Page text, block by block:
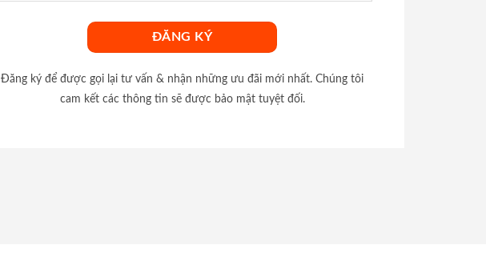
Đăng ký để được gọi lại tư vấn & nhận những ưu đãi mới nhất. Chúng tôi
cam kết các thông tin sẽ được bảo mật tuyệt đối.